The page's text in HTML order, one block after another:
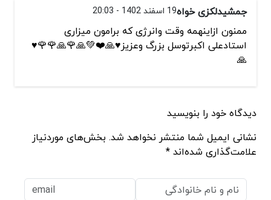
جمشیدلکزی خواه19 اسفند 1402 - 20:03
ممنون ازاینهمه وقت وانرژی که برامون میزاری
استادعلی اکبرتوسل بزرگ وعزیز♥️🙏❤️💚🙏🌹🙏🌹🌹♥️
🙏
دیدگاه خود را بنویسید
نشانی ایمیل شما منتشر نخواهد شد. بخش‌های موردنیاز
علامت‌گذاری شده‌اند *